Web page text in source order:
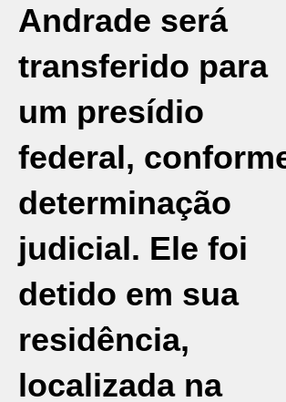
Andrade será
transferido para
um presídio
federal,
determinação
judicial. Ele foi
detido em sua
residência,
localizada na